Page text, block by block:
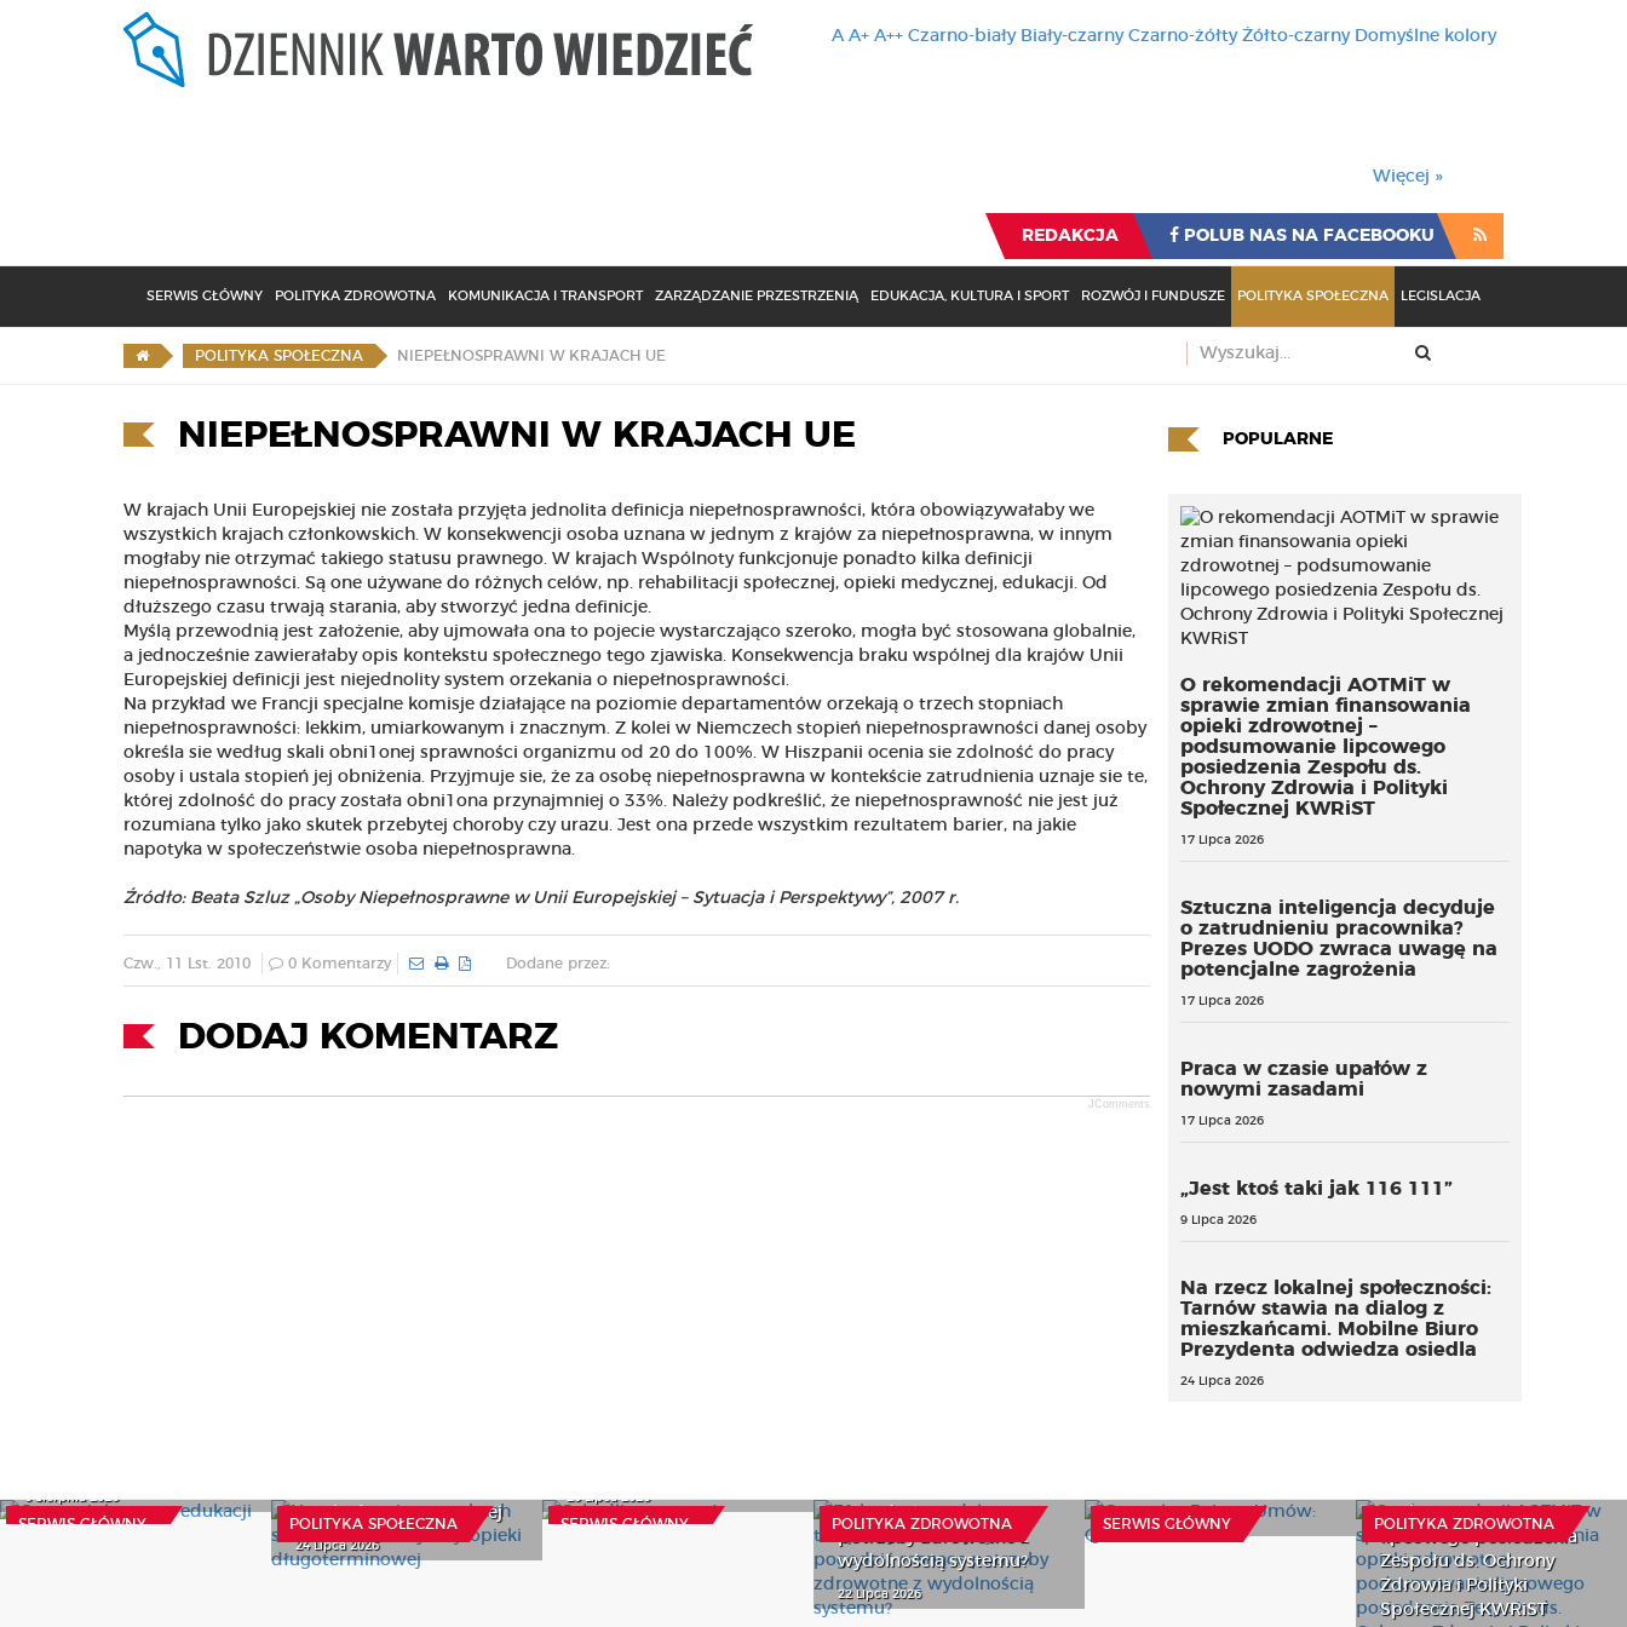
A A+ A++ Czarno-biały Biały-czarny Czarno-żółty Żółto-czarny Domyślne kolory
Więcej »
REDAKCJA POLUB NAS NA FACEBOOKU
SERWIS GŁÓWNY POLITYKA ZDROWOTNA KOMUNIKACJA I TRANSPORT ZARZĄDZANIE PRZESTRZENIĄ EDUKACJA, KULTURA I SPORT ROZWÓJ I FUNDUSZE POLITYKA SPOŁECZNA LEGISLACJA
POLITYKA SPOŁECZNA NIEPEŁNOSPRAWNI W KRAJACH UE
NIEPEŁNOSPRAWNI W KRAJACH UE
W krajach Unii Europejskiej nie została przyjęta jednolita definicja niepełnosprawności, która obowiązywałaby we
wszystkich krajach członkowskich. W konsekwencji osoba uznana w jednym z krajów za niepełnosprawna, w innym
mogłaby nie otrzymać takiego statusu prawnego. W krajach Wspólnoty funkcjonuje ponadto kilka definicji
niepełnosprawności. Są one używane do różnych celów, np. rehabilitacji społecznej, opieki medycznej, edukacji. Od
dłuższego czasu trwają starania, aby stworzyć jedna definicje.
Myślą przewodnią jest założenie, aby ujmowała ona to pojecie wystarczająco szeroko, mogła być stosowana globalnie,
a jednocześnie zawierałaby opis kontekstu społecznego tego zjawiska. Konsekwencja braku wspólnej dla krajów Unii
Europejskiej definicji jest niejednolity system orzekania o niepełnosprawności.
Na przykład we Francji specjalne komisje działające na poziomie departamentów orzekają o trzech stopniach
niepełnosprawności: lekkim, umiarkowanym i znacznym. Z kolei w Niemczech stopień niepełnosprawności danej osoby
określa sie według skali obni1onej sprawności organizmu od 20 do 100%. W Hiszpanii ocenia sie zdolność do pracy
osoby i ustala stopień jej obniżenia. Przyjmuje sie, że za osobę niepełnosprawna w kontekście zatrudnienia uznaje sie te,
której zdolność do pracy została obni1ona przynajmniej o 33%. Należy podkreślić, że niepełnosprawność nie jest już
rozumiana tylko jako skutek przebytej choroby czy urazu. Jest ona przede wszystkim rezultatem barier, na jakie
napotyka w społeczeństwie osoba niepełnosprawna.
Źródło: Beata Szluz „Osoby Niepełnosprawne w Unii Europejskiej – Sytuacja i Perspektywy”, 2007 r.
Czw., 11 Lst. 2010 0 Komentarzy Dodane przez:
DODAJ KOMENTARZ
JComments
POPULARNE
O rekomendacji AOTMiT w
sprawie zmian finansowania
opieki zdrowotnej –
podsumowanie lipcowego
posiedzenia Zespołu ds.
Ochrony Zdrowia i Polityki
Społecznej KWRiST
17 Lipca 2026
Sztuczna inteligencja decyduje
o zatrudnieniu pracownika?
Prezes UODO zwraca uwagę na
potencjalne zagrożenia
17 Lipca 2026
Praca w czasie upałów z
nowymi zasadami
17 Lipca 2026
„Jest ktoś taki jak 116 111”
9 Lipca 2026
Na rzecz lokalnej społeczności:
Tarnów stawia na dialog z
mieszkańcami. Mobilne Biuro
Prezydenta odwiedza osiedla
24 Lipca 2026
SERWIS GŁÓWNY
6 Sierpnia 2026
POLITYKA SPOŁECZNA
opieki długoterminowej
24 Lipca 2026
SERWIS GŁÓWNY
20 Lipca 2026
POLITYKA ZDROWOTNA
potrzeby zdrowotne z
wydolnością systemu?
22 Lipca 2026
SERWIS GŁÓWNY
4 Sierpnia 2026 POLITYKA ZDROWOTNA
lipcowego posiedzenia
Zespołu ds. Ochrony
Zdrowia i Polityki
Społecznej KWRiST